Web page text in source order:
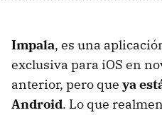
Impala, es una
exclusiva para iOS en
anterior, pero que ya
Android. Lo que